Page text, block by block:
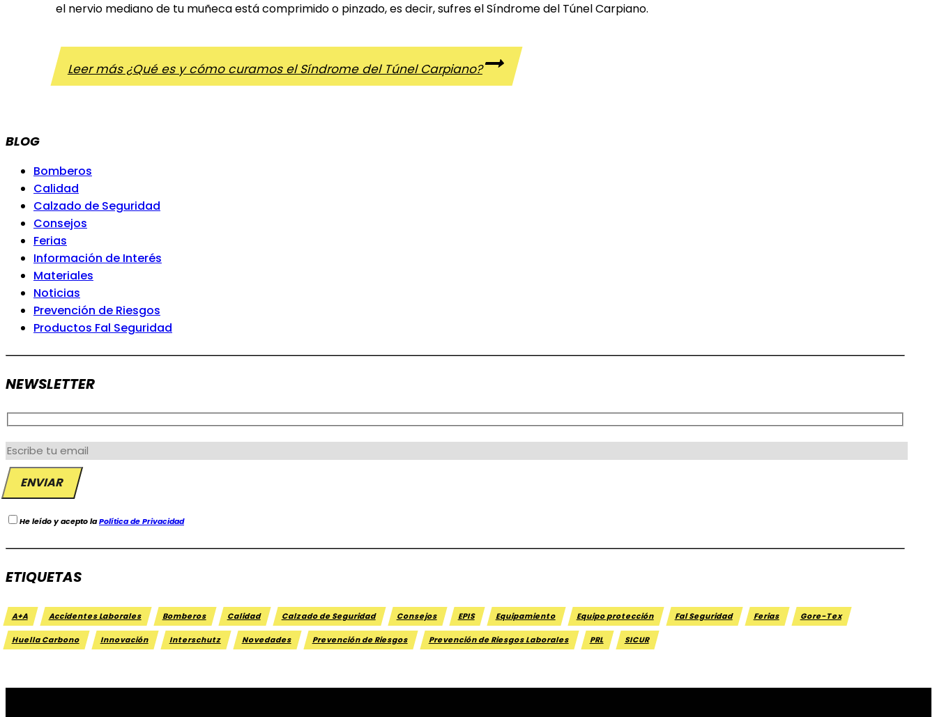
el nervio mediano de tu muñeca está comprimido o pinzado, es decir, sufres el Síndrome del Túnel Carpiano.
Leer más¿Qué es y cómo curamos el Síndrome del Túnel Carpiano?
BLOG
Bomberos
Calidad
Calzado de Seguridad
Consejos
Ferias
Información de Interés
Materiales
Noticias
Prevención de Riesgos
Productos Fal Seguridad
NEWSLETTER
He leído y acepto laPolítica de Privacidad
ETIQUETAS
A+A Accidentes Laborales Bomberos Calidad Calzado de Seguridad Consejos EPIS Equipamiento Equipo protección Fal Seguridad Ferias Gore-Tex
Huella Carbono Innovación Interschutz Novedades Prevención de Riesgos Prevención de Riesgos Laborales PRL SICUR